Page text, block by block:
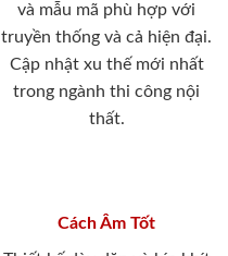
và mẫu mã phù hợp với
truyền thống và cả hiện đại.
Cập nhật xu thế mới nhất
trong ngành thi công nội
thất.
Cách Âm Tốt